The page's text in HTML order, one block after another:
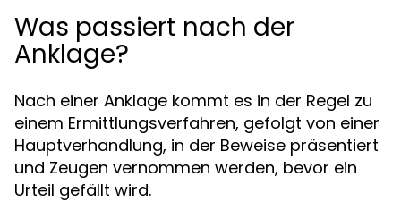
Was passiert nach der
Anklage?
Nach einer Anklage kommt es in der Regel zu
einem Ermittlungsverfahren, gefolgt von einer
Hauptverhandlung, in der Beweise präsentiert
und Zeugen vernommen werden, bevor ein
Urteil gefällt wird.